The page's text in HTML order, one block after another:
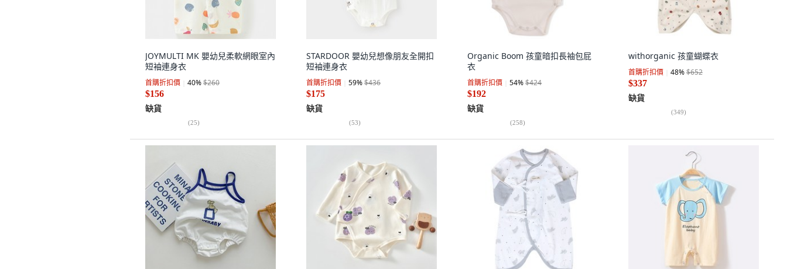
JOYMULTI MK 嬰幼兒柔軟網眼室內
短袖連身衣
首購折扣價 40%$260
$156
缺貨
(25)
STARDOOR 嬰幼兒想像朋友全開扣
短袖連身衣
首購折扣價 59%$436
$175
缺貨
(53)
Organic Boom 孩童暗扣長袖包屁
衣
首購折扣價 54%$424
$192
缺貨
(258)
withorganic 孩童蝴蝶衣
首購折扣價 48%$652
$337
缺貨
(349)